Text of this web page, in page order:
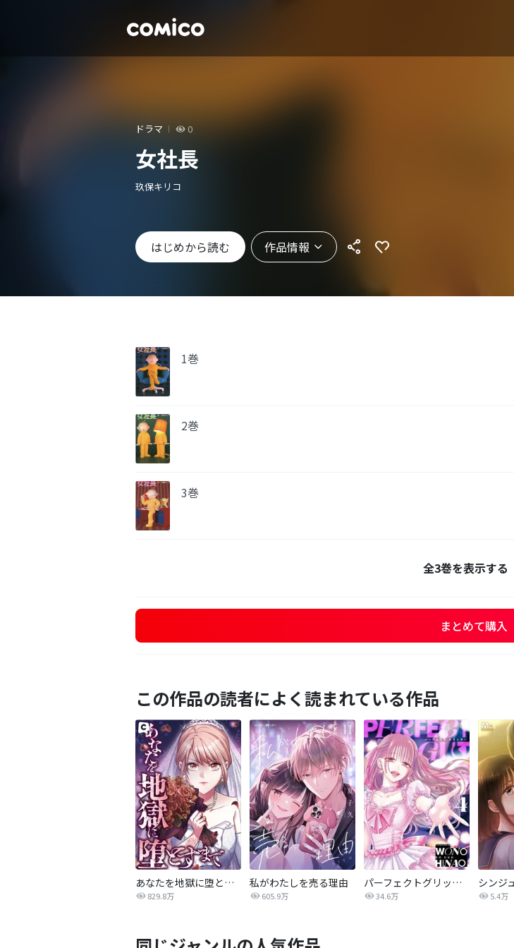
ドラマ 0
女社長
玖保キリコ
はじめから読む 作品情報
1巻
2巻
3巻
全3巻を表示する
まとめて購入
この作品の読者によく読まれている作品
あなたを地獄に堕とすまで
829.8万
私がわたしを売る理由
605.9万
パーフェクトグリッター
34.6万 5.4万